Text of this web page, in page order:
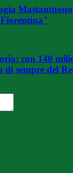
con 140
di sempre del